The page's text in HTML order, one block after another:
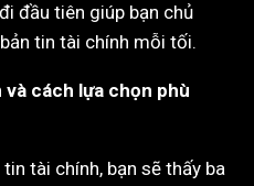
đầu tiên giúp bạn chủ
tin tài chính mỗi tối.
và cách lựa chọn phù
tài chính, bạn sẽ thấy ba